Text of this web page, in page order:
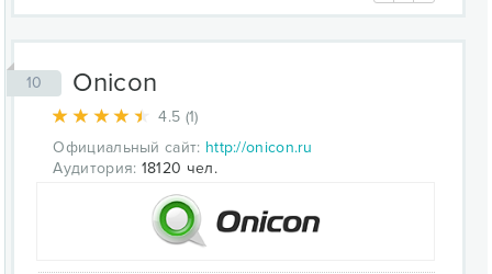
10 Onicon
4.5 (1)
Официальный сайт: http://onicon.ru
Аудитория: 18120 чел.